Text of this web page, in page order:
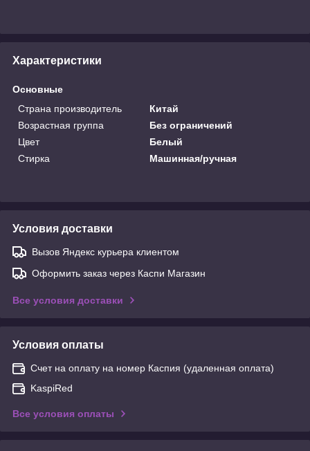
Характеристики
Основные
Страна производитель
Китай
Возрастная группа
Без ограничений
Цвет
Белый
Стирка
Машинная/ручная
Условия доставки
Вызов Яндекс курьера клиентом
Оформить заказ через Каспи Магазин
Все условия доставки
Условия оплаты
Счет на оплату на номер Каспия (удаленная оплата)
KaspiRed
Все условия оплаты